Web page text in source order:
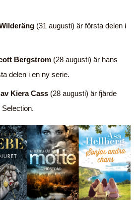
(31 augusti) är första delen i
Bergstrom (28 augusti) är hans
delen i en ny serie.
Kiera Cass (28 augusti) är fjärde